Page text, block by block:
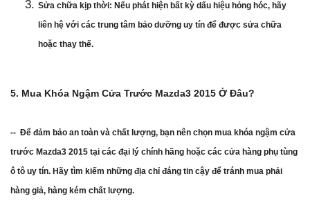
Sửa chữa kịp thời: Nếu phát hiện bất kỳ dấu hiệu hỏng hóc, hãy
liên hệ với các trung tâm bảo dưỡng uy tín để được sửa chữa
hoặc thay thế.
5. Mua Khóa Ngậm Cửa Trước Mazda3 2015 Ở Đâu?
-- Để đảm bảo an toàn và chất lượng, bạn nên chọn mua khóa ngậm cửa
trước Mazda3 2015 tại các đại lý chính hãng hoặc các cửa hàng phụ tùng
ô tô uy tín. Hãy tìm kiếm những địa chỉ đáng tin cậy để tránh mua phải
hàng giả, hàng kém chất lượng.